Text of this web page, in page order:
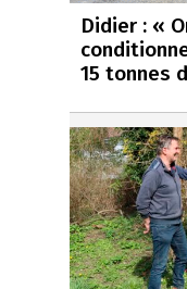
Didier : «
15 tonnes